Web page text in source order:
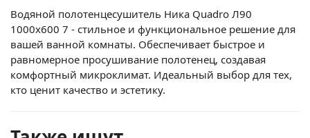
Водяной полотенцесушитель Ника Quadro Л90
1000x600 7 - стильное и функциональное решение для
вашей ванной комнаты. Обеспечивает быстрое и
равномерное просушивание полотенец, создавая
комфортный микроклимат. Идеальный выбор для тех,
кто ценит качество и эстетику.